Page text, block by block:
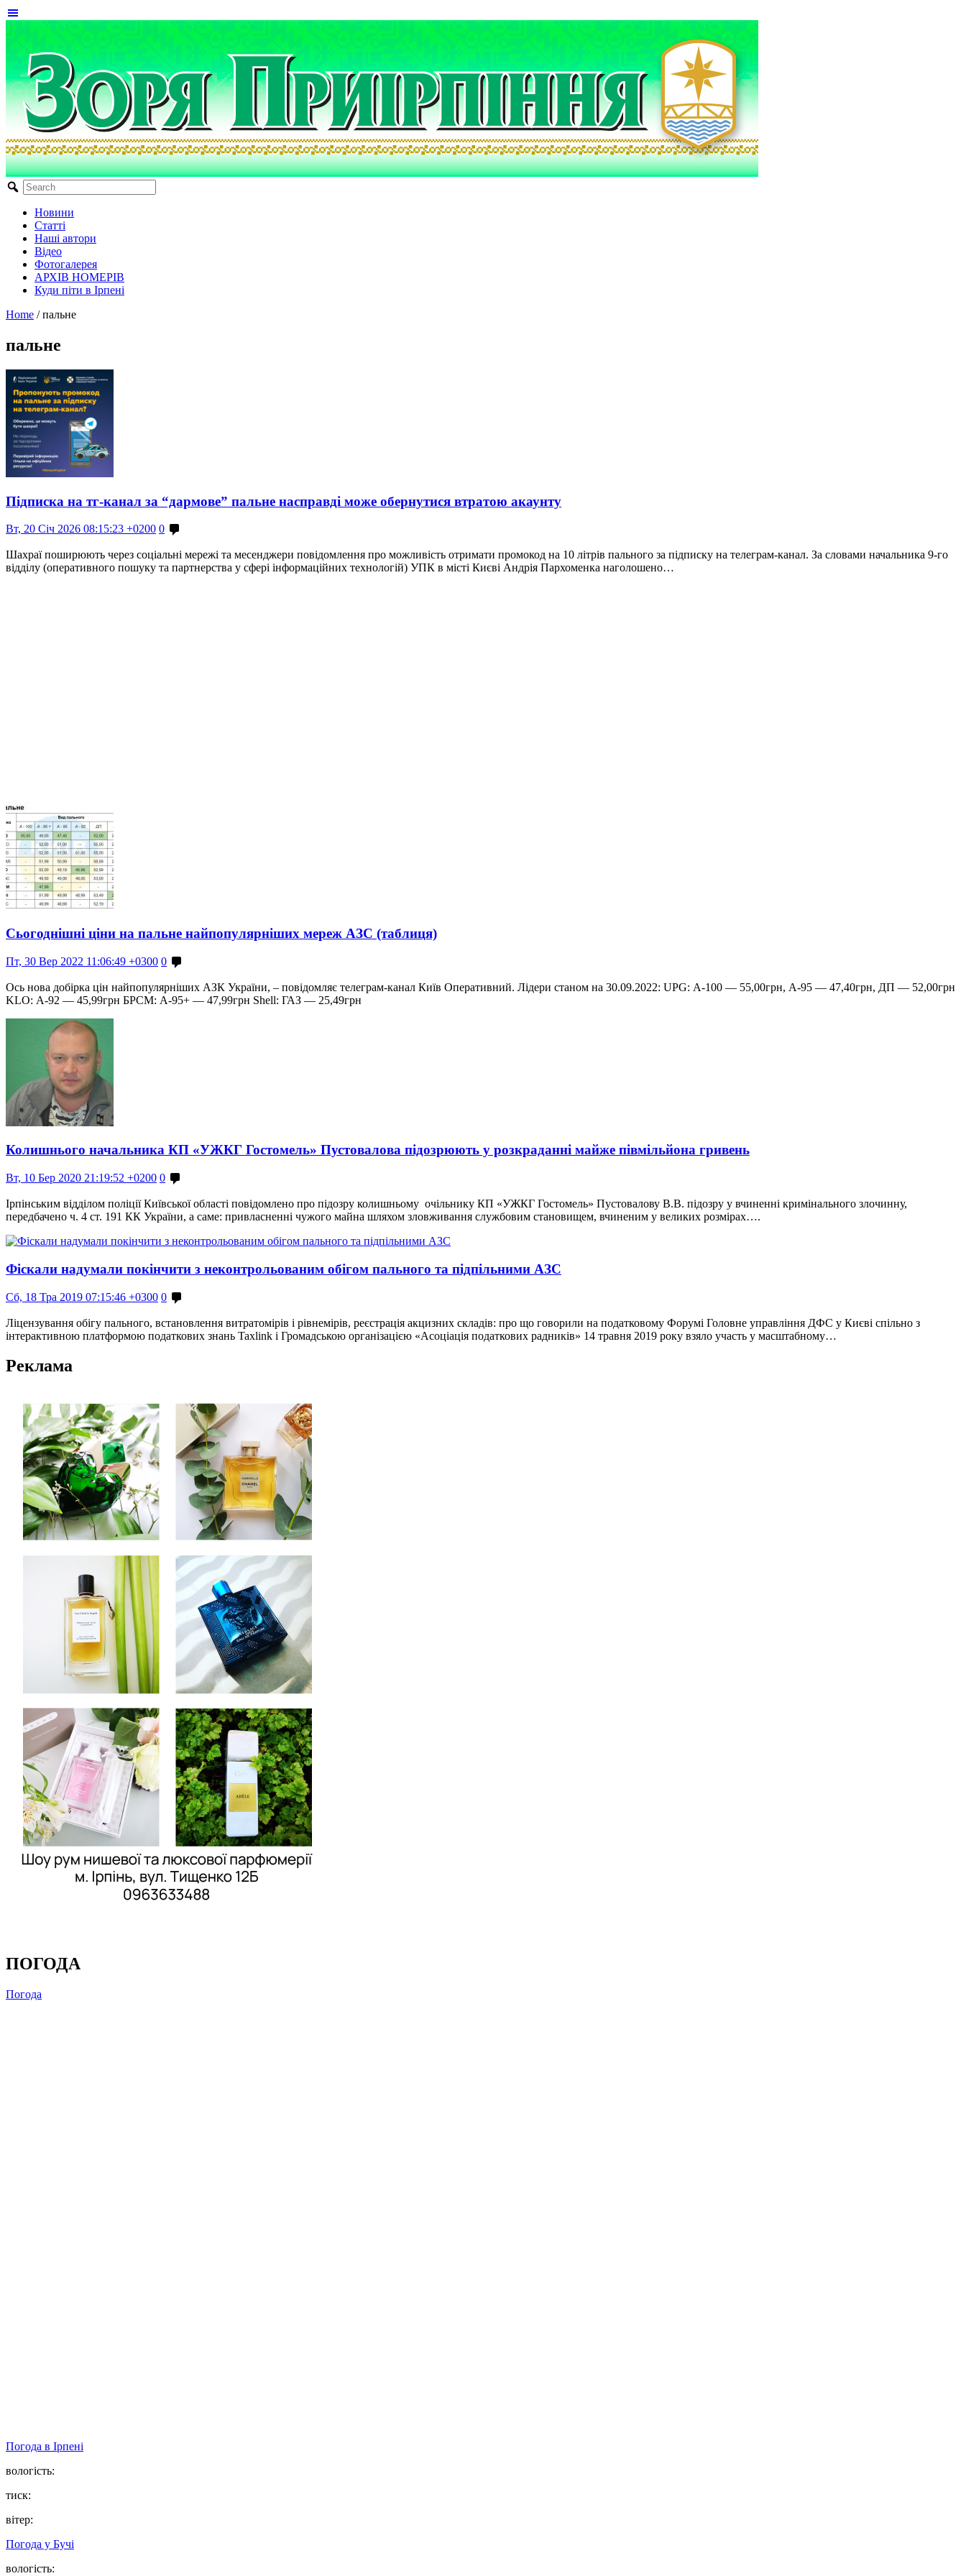
Новини
Статті
Наші автори
Відео
Фотогалерея
АРХІВ НОМЕРІВ
Куди піти в Ірпені
Home / пальне
пальне
Підписка на тг-канал за “дармове” пальне насправді може обернутися втратою акаунту
Вт, 20 Січ 2026 08:15:23 +0200 0
Шахраї поширюють через соціальні мережі та месенджери повідомлення про можливість отримати промокод на 10 літрів пального за підписку на телеграм-канал. За словами начальника 9-го
відділу (оперативного пошуку та партнерства у сфері інформаційних технологій) УПК в місті Києві Андрія Пархоменка наголошено…
Сьогоднішні ціни на пальне найпопулярніших мереж АЗС (таблиця)
Пт, 30 Вер 2022 11:06:49 +0300 0
Ось нова добірка цін найпопулярніших АЗК України, – повідомляє телеграм-канал Київ Оперативний. Лідери станом на 30.09.2022: UPG: А-100 — 55,00грн, А-95 — 47,40грн, ДП — 52,00грн
KLO: А-92 — 45,99грн БРСМ: А-95+ — 47,99грн Shell: ГАЗ — 25,49грн
Колишнього начальника КП «УЖКГ Гостомель» Пустовалова підозрюють у розкраданні майже півмільйона гривень
Вт, 10 Бер 2020 21:19:52 +0200 0
Ірпінським відділом поліції Київської області повідомлено про підозру колишньому очільнику КП «УЖКГ Гостомель» Пустовалову В.В. підозру у вчиненні кримінального злочинну,
передбачено ч. 4 ст. 191 КК України, а саме: привласненні чужого майна шляхом зловживання службовим становищем, вчиненим у великих розмірах….
Фіскали надумали покінчити з неконтрольованим обігом пального та підпільними АЗС
Сб, 18 Тра 2019 07:15:46 +0300 0
Ліцензування обігу пального, встановлення витратомірів і рівнемірів, реєстрація акцизних складів: про що говорили на податковому Форумі Головне управління ДФС у Києві спільно з
інтерактивною платформою податкових знань Taxlink і Громадською організацією «Асоціація податкових радників» 14 травня 2019 року взяло участь у масштабному…
Реклама
ПОГОДА
Погода
Погода в Ірпені
вологість:
тиск:
вітер:
Погода у Бучі
вологість: